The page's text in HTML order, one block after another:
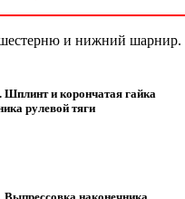
шестерню и нижний шарнир.
. Шплинт и корончатая гайка
рулевой тяги